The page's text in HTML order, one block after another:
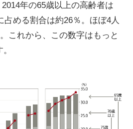
年の65歳以上の高齢者は
占める割合は約26％。ほぼ4人
これから、この数字はもっと